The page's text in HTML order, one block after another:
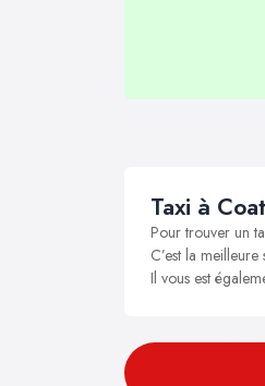
Taxi à
Pour trouver un
C’est la
Il vous est